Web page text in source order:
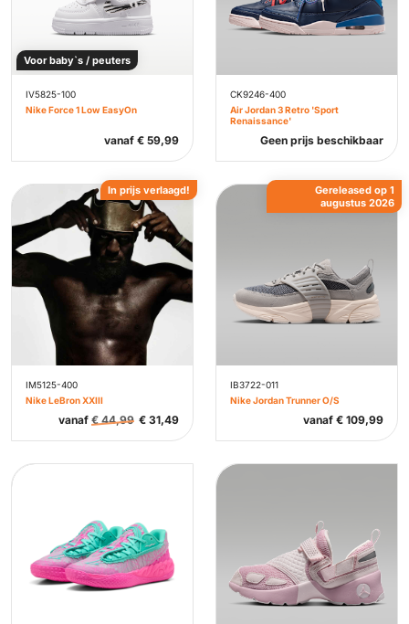
Voor baby`s / peuters
IV5825-100
Nike Force 1 Low EasyOn
vanaf € 59,99
CK9246-400
Air Jordan 3 Retro 'Sport
Renaissance'
Geen prijs beschikbaar
IM5125-400
Nike LeBron XXIII
vanaf €44,99 € 31,49
In prijs verlaagd!
IB3722-011
Nike Jordan Trunner O/S
vanaf € 109,99
Gereleased op 1
augustus 2026